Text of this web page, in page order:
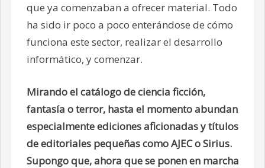
que ya comenzaban a ofrecer material. Todo
ha sido ir poco a poco enterándose de cómo
funciona este sector, realizar el desarrollo
informático, y comenzar.
Mirando el catálogo de ciencia ficción,
fantasía o terror, hasta el momento abundan
especialmente ediciones aficionadas y títulos
de editoriales pequeñas como AJEC o Sirius.
Supongo que, ahora que se ponen en marcha